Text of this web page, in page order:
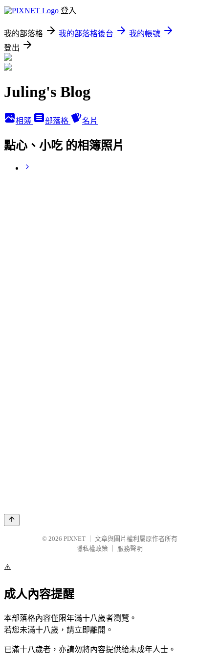
登入
我的部落格 我的部落格後台
我的帳號
登出
Juling's Blog
相簿 部落格 名片
點心、小吃 的相簿照片
© 2026 PIXNET
文章與圖片權利屬原作者所有
隱私權政策
服務聲明
⚠️
成人內容提醒
本部落格內容僅限年滿十八歲者瀏覽。
若您未滿十八歲，請立即離開。
已滿十八歲者，亦請勿將內容提供給未成年人士。